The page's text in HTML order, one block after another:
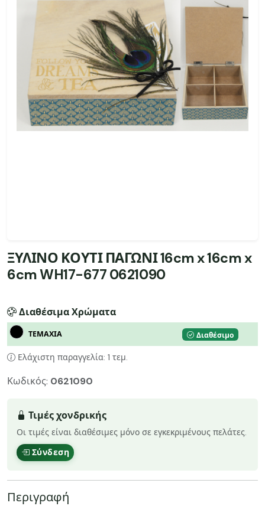
ΞΥΛΙΝΟ ΚΟΥΤΙ ΠΑΓΩΝΙ 16cm x 16cm x
6cm WH17-677 0621090
Διαθέσιμα Χρώματα
ΤΕΜΑΧΙΑ Διαθέσιμο
Ελάχιστη παραγγελία: 1 τεμ.
Κωδικός: 0621090
Τιμές χονδρικής
Οι τιμές είναι διαθέσιμες μόνο σε εγκεκριμένους πελάτες.
Σύνδεση
Περιγραφή